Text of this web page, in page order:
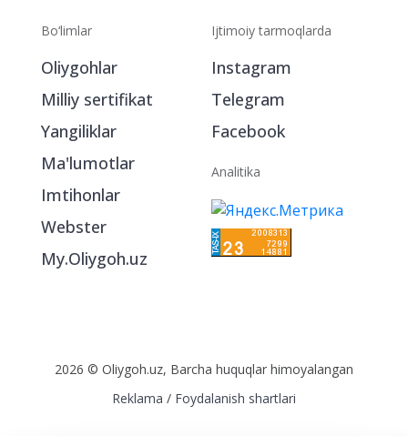
Bo‘limlar
Oliygohlar
Imtihonlar
Ijtimoiy tarmoqlarda
Telegram
Facebook
Analitika